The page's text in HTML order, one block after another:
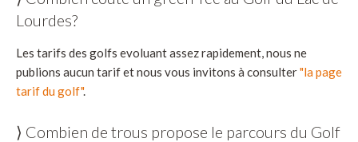
Lourdes?
Les tarifs des golfs evoluant assez rapidement, nous ne
publions aucun tarif et nous vous invitons à consulter"la page
tarif du golf".
⟩ Combien de trous propose le parcours du Golf